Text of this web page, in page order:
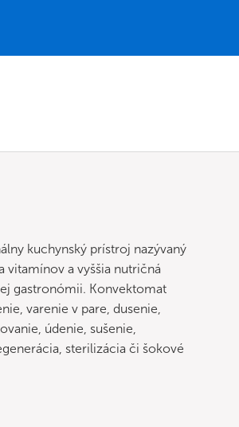
kuchynský prístroj nazývaný
vitamínov a vyššia nutričná
gastronómii. Konvektomat
varenie v pare, dusenie,
údenie, sušenie,
sterilizácia či šokové